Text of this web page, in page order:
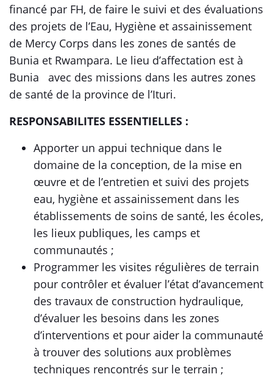
financé par FH, de faire le suivi et des évaluations
des projets de l’Eau, Hygiène et assainissement
de Mercy Corps dans les zones de santés de
Bunia et Rwampara. Le lieu d’affectation est à
Bunia avec des missions dans les autres zones
de santé de la province de l’Ituri.
RESPONSABILITES ESSENTIELLES :
Apporter un appui technique dans le
domaine de la conception, de la mise en
œuvre et de l’entretien et suivi des projets
eau, hygiène et assainissement dans les
établissements de soins de santé, les écoles,
les lieux publiques, les camps et
communautés ;
Programmer les visites régulières de terrain
pour contrôler et évaluer l’état d’avancement
des travaux de construction hydraulique,
d’évaluer les besoins dans les zones
d’interventions et pour aider la communauté
à trouver des solutions aux problèmes
techniques rencontrés sur le terrain ;